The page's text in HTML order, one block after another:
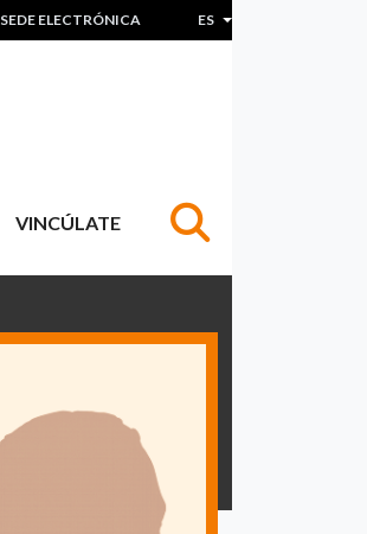
SEDE ELECTRÓNICA ES Lista adicional de
VINCÚLATE